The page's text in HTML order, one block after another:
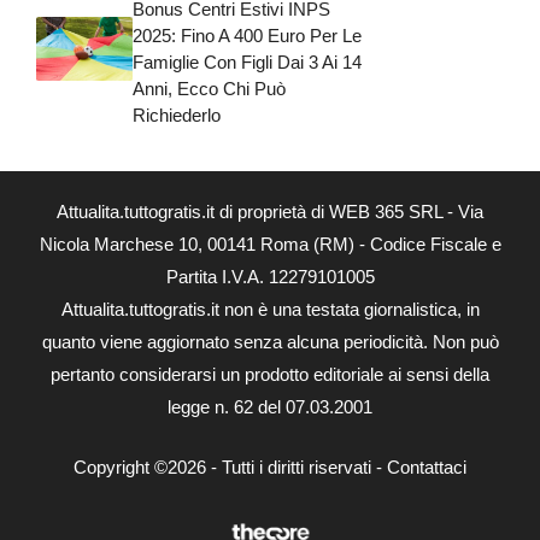
Bonus Centri Estivi INPS
2025: Fino A 400 Euro Per Le
Famiglie Con Figli Dai 3 Ai 14
Anni, Ecco Chi Può
Richiederlo
Attualita.tuttogratis.it di proprietà di WEB 365 SRL - Via
Nicola Marchese 10, 00141 Roma (RM) - Codice Fiscale e
Partita I.V.A. 12279101005
Attualita.tuttogratis.it non è una testata giornalistica, in
quanto viene aggiornato senza alcuna periodicità. Non può
pertanto considerarsi un prodotto editoriale ai sensi della
legge n. 62 del 07.03.2001
Copyright ©2026 - Tutti i diritti riservati - Contattaci